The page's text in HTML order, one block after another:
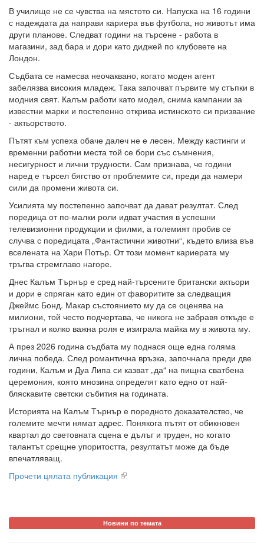
В училище не се чувства на мястото си. Напуска на 16 години
с надеждата да направи кариера във футбола, но животът има
други планове. Следват години на търсене - работа в
магазини, зад бара и дори като диджей по клубовете на
Лондон.
Съдбата се намесва неочаквано, когато моден агент
забелязва високия младеж. Така започват първите му стъпки в
модния свят. Калъм работи като модел, снима кампании за
известни марки и постепенно открива истинското си призвание
- актьорството.
Пътят към успеха обаче далеч не е лесен. Между кастинги и
временни работни места той се бори със съмнения,
несигурност и лични трудности. Сам признава, че години
наред е търсел бягство от проблемите си, преди да намери
сили да промени живота си.
Усилията му постепенно започват да дават резултат. След
поредица от по-малки роли идват участия в успешни
телевизионни продукции и филми, а големият пробив се
случва с поредицата „Фантастични животни“, където влиза във
вселената на Хари Потър. От този момент кариерата му
тръгва стремглаво нагоре.
Днес Калъм Търнър е сред най-търсените британски актьори
и дори е спряган като един от фаворитите за следващия
Джеймс Бонд. Макар състоянието му да се оценява на
милиони, той често подчертава, че никога не забравя откъде е
тръгнал и колко важна роля е изиграла майка му в живота му.
А през 2026 година съдбата му поднася още една голяма
лична победа. След романтична връзка, започнала преди две
години, Калъм и Дуа Липа си казват „да“ на пищна сватбена
церемония, която мнозина определят като едно от най-
бляскавите светски събития на годината.
Историята на Калъм Търнър е поредното доказателство, че
големите мечти нямат адрес. Понякога пътят от обикновен
квартал до световната сцена е дълъг и труден, но когато
талантът срещне упоритостта, резултатът може да бъде
впечатляващ.
Прочети цялата публикация
Новини по темата